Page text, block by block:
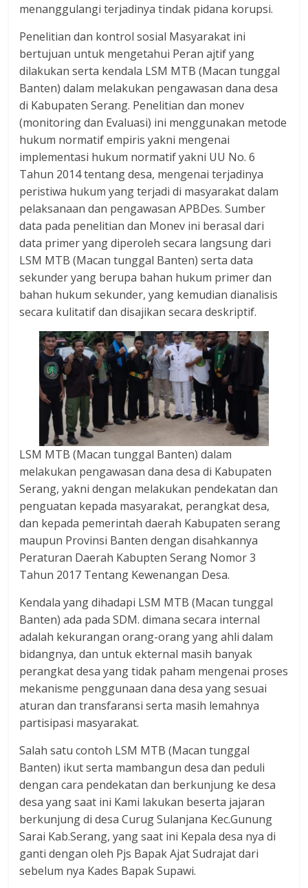
menanggulangi terjadinya tindak pidana korupsi.
Penelitian dan kontrol sosial Masyarakat ini
bertujuan untuk mengetahui Peran ajtif yang
dilakukan serta kendala LSM MTB (Macan tunggal
Banten) dalam melakukan pengawasan dana desa
di Kabupaten Serang. Penelitian dan monev
(monitoring dan Evaluasi) ini menggunakan metode
hukum normatif empiris yakni mengenai
implementasi hukum normatif yakni UU No. 6
Tahun 2014 tentang desa, mengenai terjadinya
peristiwa hukum yang terjadi di masyarakat dalam
pelaksanaan dan pengawasan APBDes. Sumber
data pada penelitian dan Monev ini berasal dari
data primer yang diperoleh secara langsung dari
LSM MTB (Macan tunggal Banten) serta data
sekunder yang berupa bahan hukum primer dan
bahan hukum sekunder, yang kemudian dianalisis
secara kulitatif dan disajikan secara deskriptif.
LSM MTB (Macan tunggal Banten) dalam
melakukan pengawasan dana desa di Kabupaten
Serang, yakni dengan melakukan pendekatan dan
penguatan kepada masyarakat, perangkat desa,
dan kepada pemerintah daerah Kabupaten serang
maupun Provinsi Banten dengan disahkannya
Peraturan Daerah Kabupten Serang Nomor 3
Tahun 2017 Tentang Kewenangan Desa.
Kendala yang dihadapi LSM MTB (Macan tunggal
Banten) ada pada SDM. dimana secara internal
adalah kekurangan orang-orang yang ahli dalam
bidangnya, dan untuk ekternal masih banyak
perangkat desa yang tidak paham mengenai proses
mekanisme penggunaan dana desa yang sesuai
aturan dan transfaransi serta masih lemahnya
partisipasi masyarakat.
Salah satu contoh LSM MTB (Macan tunggal
Banten) ikut serta mambangun desa dan peduli
dengan cara pendekatan dan berkunjung ke desa
desa yang saat ini Kami lakukan beserta jajaran
berkunjung di desa Curug Sulanjana Kec.Gunung
Sarai Kab.Serang, yang saat ini Kepala desa nya di
ganti dengan oleh Pjs Bapak Ajat Sudrajat dari
sebelum nya Kades Bapak Supawi.